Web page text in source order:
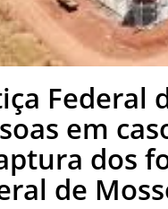
Federal
em
dos
de